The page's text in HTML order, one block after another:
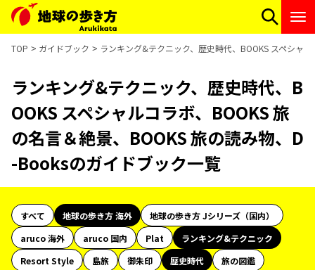
TOP ガイドブック ランキング&テクニック、歴史時代、BOOKS スペシャ
ランキング&テクニック、歴史時代、B
OOKS スペシャルコラボ、BOOKS 旅
の名言＆絶景、BOOKS 旅の読み物、D
-Booksのガイドブック一覧
すべて 地球の歩き方 海外
地球の歩き方 Jシリーズ（国内）
aruco 海外
aruco 国内 Plat
ランキング&テクニック
Resort Style
島旅 御朱印 歴史時代
旅の図鑑